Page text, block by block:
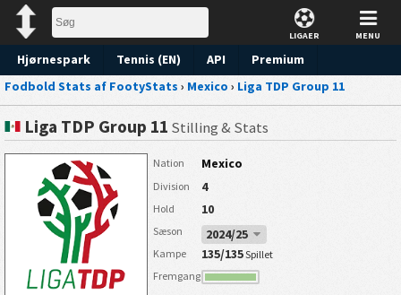
LIGAER MENU
Hjørnespark Tennis (EN) API Premium
Forudsigelse
Fodbold Stats af FootyStats › Mexico › Liga TDP Group 11
Liga TDP Group 11 Stilling & Stats
Nation Mexico
Division 4
Hold 10
Sæson 2024/25
Kampe 135/135Spillet
Fremgang